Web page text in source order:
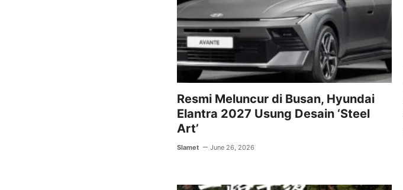
Resmi Meluncur di Busan, Hyundai
Elantra 2027 Usung Desain ‘Steel
Art’
Slamet June 26, 2026